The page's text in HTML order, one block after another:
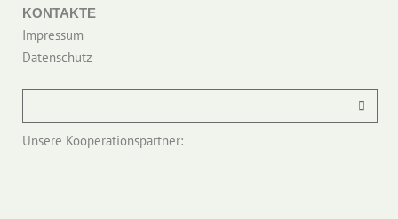
KONTAKTE
Impressum
Datenschutz
Unsere Kooperationspartner: